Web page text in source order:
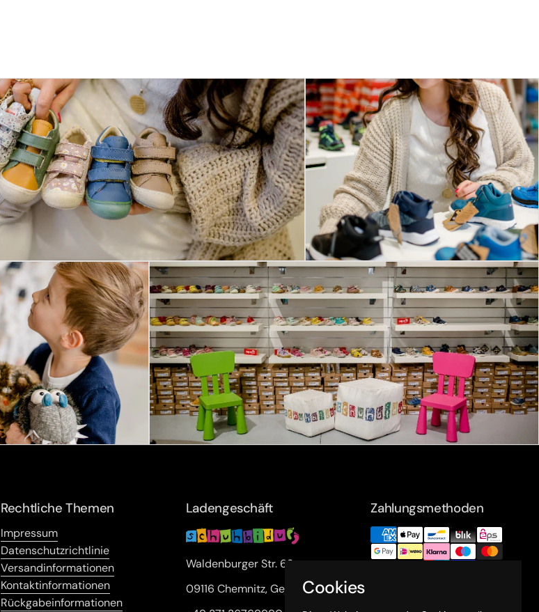
Rechtliche Themen
Impressum
Datenschutzrichtlinie
Versandinformationen
Kontaktinformationen
Rückgabeinformationen
Ladengeschäft
Waldenburger Str. 63a
09116 Chemnitz, Germany
Zahlungsmethoden
Cookies